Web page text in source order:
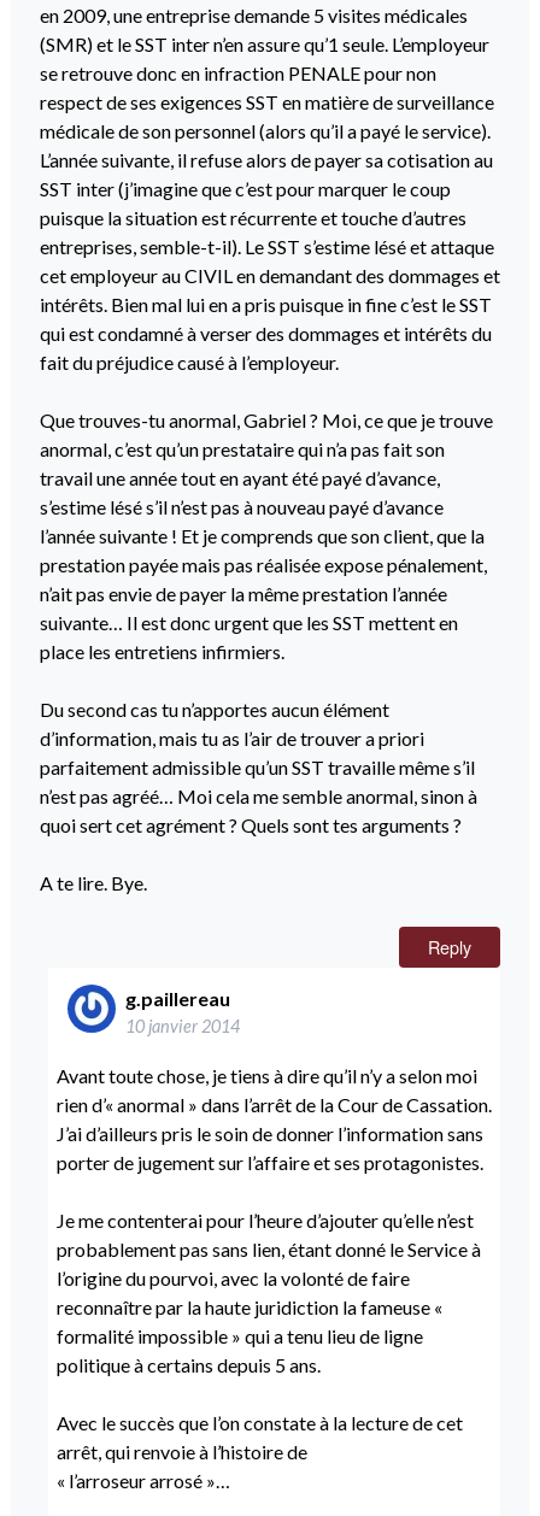
en 2009, une entreprise demande 5 visites médicales
(SMR) et le SST inter n’en assure qu’1 seule. L’employeur
se retrouve donc en infraction PENALE pour non
respect de ses exigences SST en matière de surveillance
médicale de son personnel (alors qu’il a payé le service).
L’année suivante, il refuse alors de payer sa cotisation au
SST inter (j’imagine que c’est pour marquer le coup
puisque la situation est récurrente et touche d’autres
entreprises, semble-t-il). Le SST s’estime lésé et attaque
cet employeur au CIVIL en demandant des dommages et
intérêts. Bien mal lui en a pris puisque in fine c’est le SST
qui est condamné à verser des dommages et intérêts du
fait du préjudice causé à l’employeur.
Que trouves-tu anormal, Gabriel ? Moi, ce que je trouve
anormal, c’est qu’un prestataire qui n’a pas fait son
travail une année tout en ayant été payé d’avance,
s’estime lésé s’il n’est pas à nouveau payé d’avance
l’année suivante ! Et je comprends que son client, que la
prestation payée mais pas réalisée expose pénalement,
n’ait pas envie de payer la même prestation l’année
suivante… Il est donc urgent que les SST mettent en
place les entretiens infirmiers.
Du second cas tu n’apportes aucun élément
d’information, mais tu as l’air de trouver a priori
parfaitement admissible qu’un SST travaille même s’il
n’est pas agréé… Moi cela me semble anormal, sinon à
quoi sert cet agrément ? Quels sont tes arguments ?
A te lire. Bye.
Reply
g.paillereau
10 janvier 2014
Avant toute chose, je tiens à dire qu’il n’y a selon moi
rien d’« anormal » dans l’arrêt de la Cour de Cassation.
J’ai d’ailleurs pris le soin de donner l’information sans
porter de jugement sur l’affaire et ses protagonistes.
Je me contenterai pour l’heure d’ajouter qu’elle n’est
probablement pas sans lien, étant donné le Service à
l’origine du pourvoi, avec la volonté de faire
reconnaître par la haute juridiction la fameuse «
formalité impossible » qui a tenu lieu de ligne
politique à certains depuis 5 ans.
Avec le succès que l’on constate à la lecture de cet
arrêt, qui renvoie à l’histoire de
« l’arroseur arrosé »…